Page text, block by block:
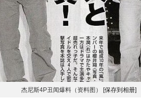
杰尼斯4P丑闻爆料（资料图） [保存到相册]